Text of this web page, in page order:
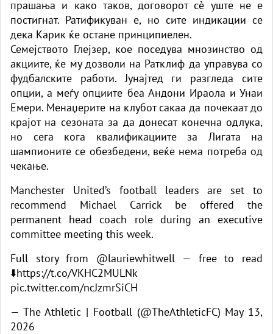
прашања и како таков, договорот сè уште не е
постигнат. Ратификуван е, но сите индикации се
дека Карик ќе остане принципиелен.
Семејството Глејзер, кое поседува мнозинство од
акциите, ќе му дозволи на Ратклиф да управува со
фудбалските работи. Јунајтед ги разгледа сите
опции, а меѓу опциите беа Андони Ираола и Унаи
Емери. Менаџерите на клубот сакаа да почекаат до
крајот на сезоната за да донесат конечна одлука,
но сега кога квалификациите за Лигата на
шампионите се обезбедени, веќе нема потреба од
чекање.
Manchester United’s football leaders are set to
recommend Michael Carrick be offered the
permanent head coach role during an executive
committee meeting this week.
Full story from @lauriewhitwell — free to read
⬇️https://t.co/VKHC2MULNk
pic.twitter.com/ncJzmrSiCH
— The Athletic | Football (@TheAthleticFC) May 13,
2026